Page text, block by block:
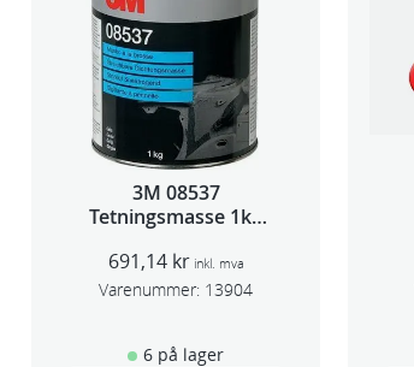
3M 08537
Tetningsmasse 1kg
691,14 kr inkl. mva
Varenummer: 13904
6 på lager